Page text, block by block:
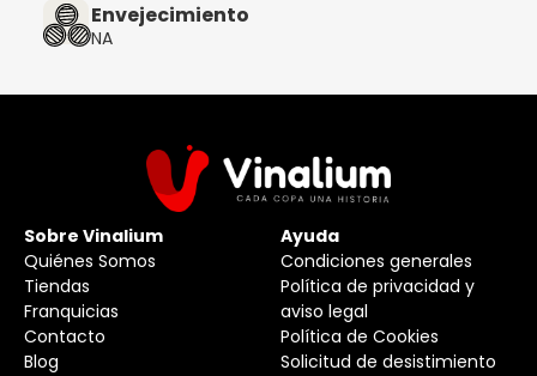
Envejecimiento
NA
Sobre Vinalium
Quiénes Somos
Tiendas
Franquicias
Contacto
Blog
Ayuda
Condiciones generales
Política de privacidad y
aviso legal
Política de Cookies
Solicitud de desistimiento